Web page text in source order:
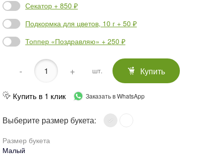
Секатор + 850 ₽
Подкормка для цветов, 10 г + 50 ₽
Топпер «Поздравляю» + 250 ₽
- + шт. Купить
Купить в 1 клик Заказать в WhatsApp
Выберите размер букета:
Размер букета
Малый